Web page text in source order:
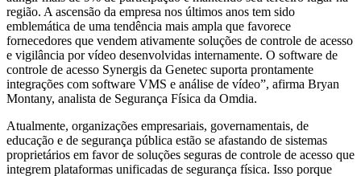
região. A ascensão da empresa nos últimos anos tem sido
emblemática de uma tendência mais ampla que favorece
fornecedores que vendem ativamente soluções de controle de acesso
e vigilância por vídeo desenvolvidas internamente. O software de
controle de acesso Synergis da Genetec suporta prontamente
integrações com software VMS e análise de vídeo”, afirma Bryan
Montany, analista de Segurança Física da Omdia.
Atualmente, organizações empresariais, governamentais, de
educação e de segurança pública estão se afastando de sistemas
proprietários em favor de soluções seguras de controle de acesso que
integrem plataformas unificadas de segurança física. Isso porque